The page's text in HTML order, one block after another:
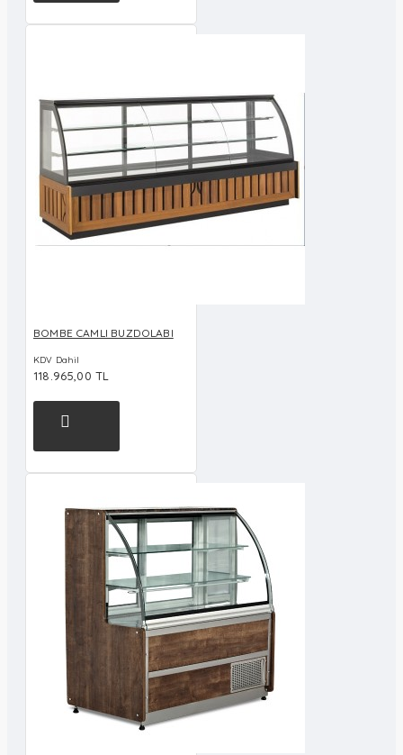
BOMBE CAMLI BUZDOLABI
KDV Dahil
118.965,00 TL